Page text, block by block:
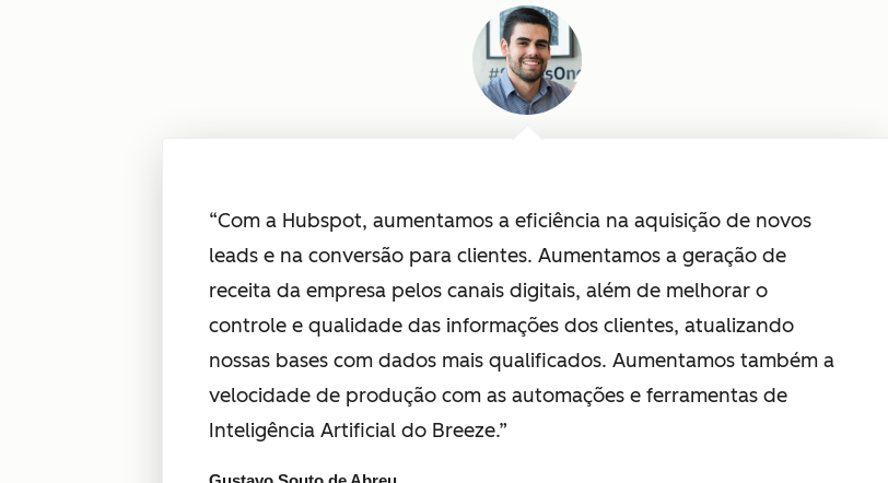
“Com a Hubspot, aumentamos a eficiência na aquisição de novos
leads e na conversão para clientes. Aumentamos a geração de
receita da empresa pelos canais digitais, além de melhorar o
controle e qualidade das informações dos clientes, atualizando
nossas bases com dados mais qualificados. Aumentamos também a
velocidade de produção com as automações e ferramentas de
Inteligência Artificial do Breeze.”